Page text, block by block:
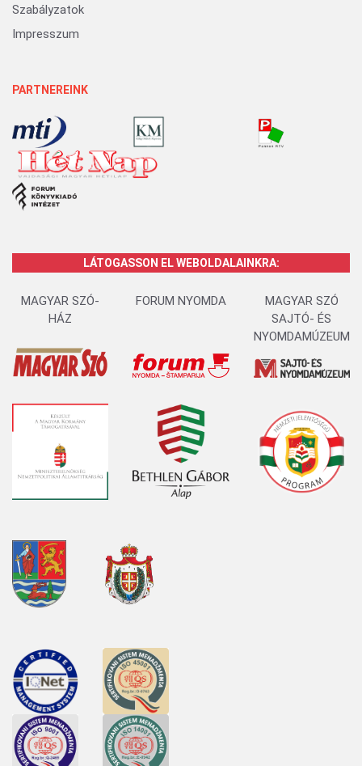
Szabályzatok
Impresszum
PARTNEREINK
LÁTOGASSON EL WEBOLDALAINKRA:
MAGYAR SZÓ-
HÁZ
FORUM NYOMDA
MAGYAR SZÓ
SAJTÓ- ÉS
NYOMDAMÚZEUM